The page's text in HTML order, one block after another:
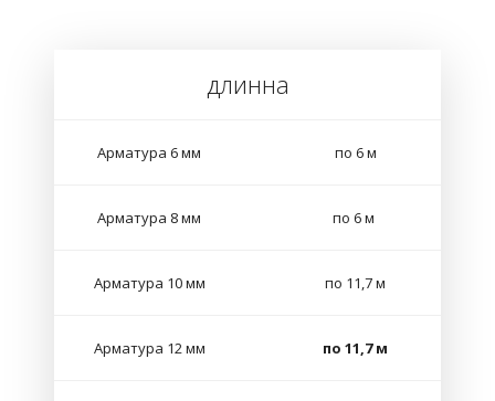
длинна
Арматура 6 мм по 6 м
Арматура 8 мм по 6 м
Арматура 10 мм по 11,7 м
Арматура 12 мм по 11,7 м